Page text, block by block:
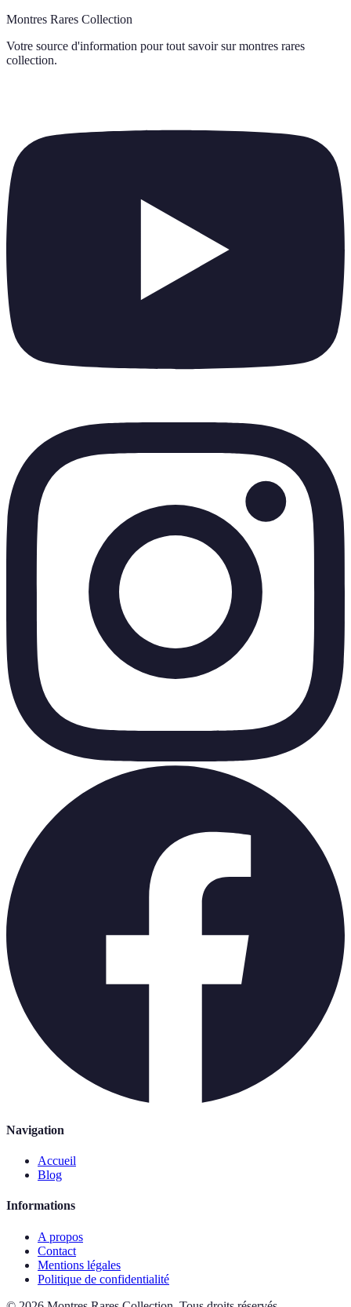
Montres Rares Collection
Votre source d'information pour tout savoir sur montres rares
collection.
Navigation
Accueil
Blog
Informations
A propos
Contact
Mentions légales
Politique de confidentialité